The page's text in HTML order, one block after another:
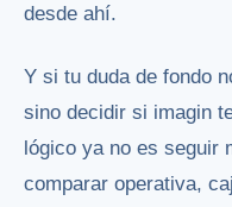
desde ahí.
Y si tu duda de fondo
sino decidir si imagin
lógico ya no es seguir
comparar operativa,